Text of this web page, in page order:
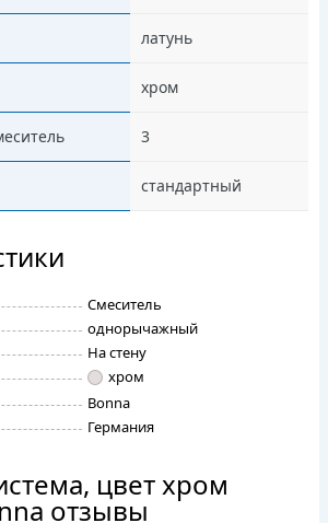
латунь
хром
3
стандартный
Смеситель
однорычажный
На стену
хром
Bonna
Германия
цвет хром
отзывы